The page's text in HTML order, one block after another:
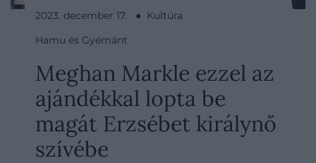
2023. december 17. ● Kultúra
Hamu és Gyémánt
Meghan Markle ezzel az
ajándékkal lopta be
magát Erzsébet királynő
szívébe